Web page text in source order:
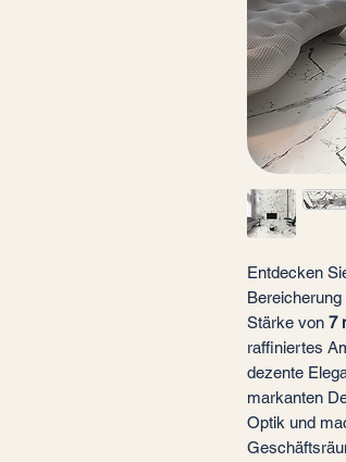
Entdecken
Stärke von 7
raffiniertes
dezente
markanten
Optik und